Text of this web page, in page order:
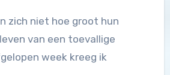
zich niet hoe groot hun
van een toevallige
week kreeg ik